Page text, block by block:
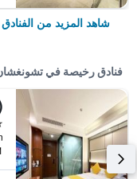
شاهد المزيد من الفنادق
فنادق رخيصة في
2